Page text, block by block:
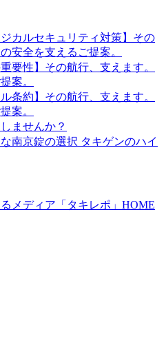
ジカルセキュリティ対策】その
安全を支えるご提案。
要性】その航行、支えます。
案。
条約】その航行、支えます。
案。
ませんか？
南京錠の選択 タキゲンのハイ
メディア「タキレポ」HOME